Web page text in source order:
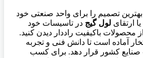
تصمیم را برای واحد صنعتی خود
ارتقای لول گیج در تاسیسات خود
محصولات باکیفیت راددار دیدن کنید.
آماده است تا دانش فنی و تجربه
کشور قرار دهد. برای کسب